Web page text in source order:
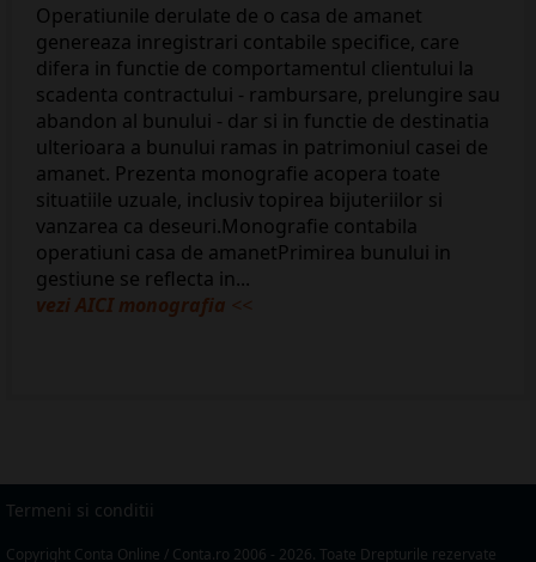
Operatiunile derulate de o casa de amanet
genereaza inregistrari contabile specifice, care
difera in functie de comportamentul clientului la
scadenta contractului - rambursare, prelungire sau
abandon al bunului - dar si in functie de destinatia
ulterioara a bunului ramas in patrimoniul casei de
amanet. Prezenta monografie acopera toate
situatiile uzuale, inclusiv topirea bijuteriilor si
vanzarea ca deseuri.Monografie contabila
operatiuni casa de amanetPrimirea bunului in
gestiune se reflecta in...
vezi AICI monografia <<
Termeni si conditii
Copyright Conta Online / Conta.ro 2006 - 2026. Toate Drepturile rezervate